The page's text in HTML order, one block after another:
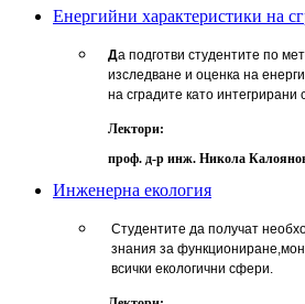
Енергийни характеристики на
Да подготви студентите по
изследване и оценка на
на сградите като интегрирани
Лектори:
проф. д-р инж. Никола
Инженерна екология
Студентите да получат
знания за
всички екологични сфери.